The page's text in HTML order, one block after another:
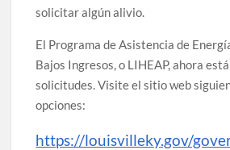
solicitar algún alivio.
El Programa de Asistencia de
Bajos Ingresos, o LIHEAP, ahora
solicitudes. Visite el sitio web
opciones:
https://louisvilleky.gov/